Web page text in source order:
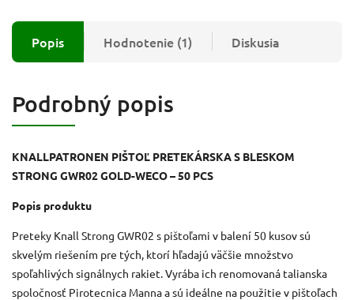
Popis Hodnotenie (1) Diskusia
Podrobný popis
KNALLPATRONEN PIŠTOĽ PRETEKÁRSKA S BLESKOM
STRONG GWR02 GOLD-WECO – 50 PCS
Popis produktu
Preteky Knall Strong GWR02 s pištoľami v balení 50 kusov sú
skvelým riešením pre tých, ktorí hľadajú väčšie množstvo
spoľahlivých signálnych rakiet. Vyrába ich renomovaná talianska
spoločnosť Pirotecnica Manna a sú ideálne na použitie v pištoľach